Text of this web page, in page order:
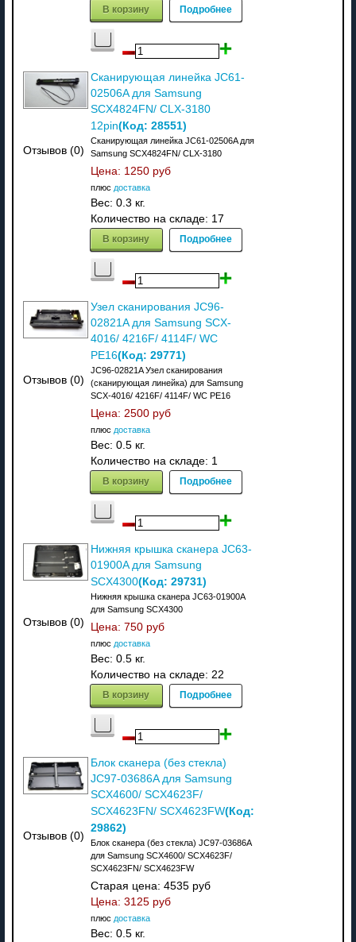
В корзину Подробнее
Отзывов (0)
Сканирующая линейка JC61-
02506A для Samsung
SCX4824FN/ CLX-3180
12pin(Код: 28551)
Сканирующая линейка JC61-02506A для
Samsung SCX4824FN/ CLX-3180
Цена: 1250 руб
плюс доставка
Вес: 0.3 кг.
Количество на складе: 17
В корзину Подробнее
Отзывов (0)
Узел сканирования JC96-
02821A для Samsung SCX-
4016/ 4216F/ 4114F/ WC
РE16(Код: 29771)
JC96-02821A Узел сканирования
(сканирующая линейка) для Samsung
SCX-4016/ 4216F/ 4114F/ WC РE16
Цена: 2500 руб
плюс доставка
Вес: 0.5 кг.
Количество на складе: 1
В корзину Подробнее
Отзывов (0)
Нижняя крышка сканера JC63-
01900A для Samsung
SCX4300(Код: 29731)
Нижняя крышка сканера JC63-01900A
для Samsung SCX4300
Цена: 750 руб
плюс доставка
Вес: 0.5 кг.
Количество на складе: 22
В корзину Подробнее
Отзывов (0)
Блок сканера (без стекла)
JC97-03686A для Samsung
SCX4600/ SCX4623F/
SCX4623FN/ SCX4623FW(Код:
29862)
Блок сканера (без стекла) JC97-03686A
для Samsung SCX4600/ SCX4623F/
SCX4623FN/ SCX4623FW
Старая цена: 4535 руб
Цена: 3125 руб
плюс доставка
Вес: 0.5 кг.